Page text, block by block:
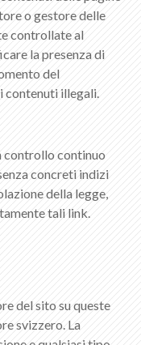
o gestore delle
controllate al
la presenza di
del
contenuti illegali.
controllo continuo
concreti indizi
della legge,
tali link.
del sito su queste
svizzero. La